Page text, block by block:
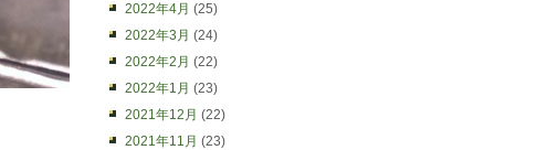
2022年4月 (25)
2022年3月 (24)
2022年2月 (22)
2022年1月 (23)
2021年12月 (22)
2021年11月 (23)